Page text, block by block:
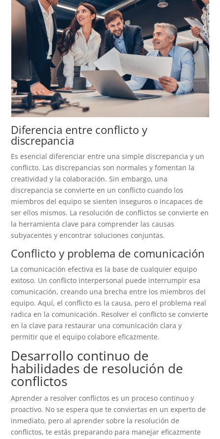
Diferencia entre conflicto y
discrepancia
Es esencial diferenciar entre una simple discrepancia y un
conflicto. Las discrepancias son normales y fomentan la
creatividad y la colaboración. Sin embargo, una
discrepancia se convierte en un conflicto cuando los
miembros del equipo se sienten inseguros o incapaces de
ser ellos mismos. La resolución de conflictos se convierte en
la herramienta clave para comprender las causas
subyacentes y encontrar soluciones conjuntas.
Conflicto y problema de comunicación
La comunicación efectiva es la base de cualquier equipo
exitoso. Un conflicto interpersonal puede interrumpir esa
comunicación, creando una brecha entre los miembros del
equipo. Aquí, el conflicto es la causa, pero el problema real
radica en la comunicación. Resolver el conflicto se convierte
en la clave para restaurar una comunicación clara y
permitir que el equipo colabore eficazmente.
Desarrollo continuo de
habilidades de resolución de
conflictos
Aprender a resolver conflictos es un proceso continuo y
proactivo. No se espera que te conviertas en un experto de
inmediato, pero al aprender sobre la resolución de
conflictos, te estás preparando para manejar eficazmente